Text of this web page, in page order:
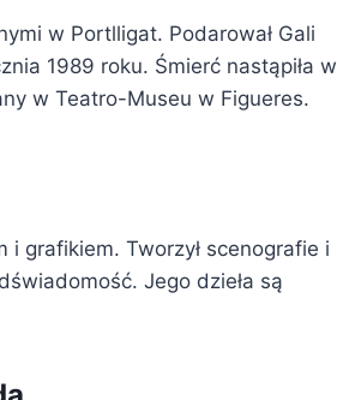
w Portlligat. Podarował Gali
1989 roku. Śmierć nastąpiła w
w Teatro-Museu w Figueres.
i grafikiem. Tworzył scenografie i
Jego dzieła są